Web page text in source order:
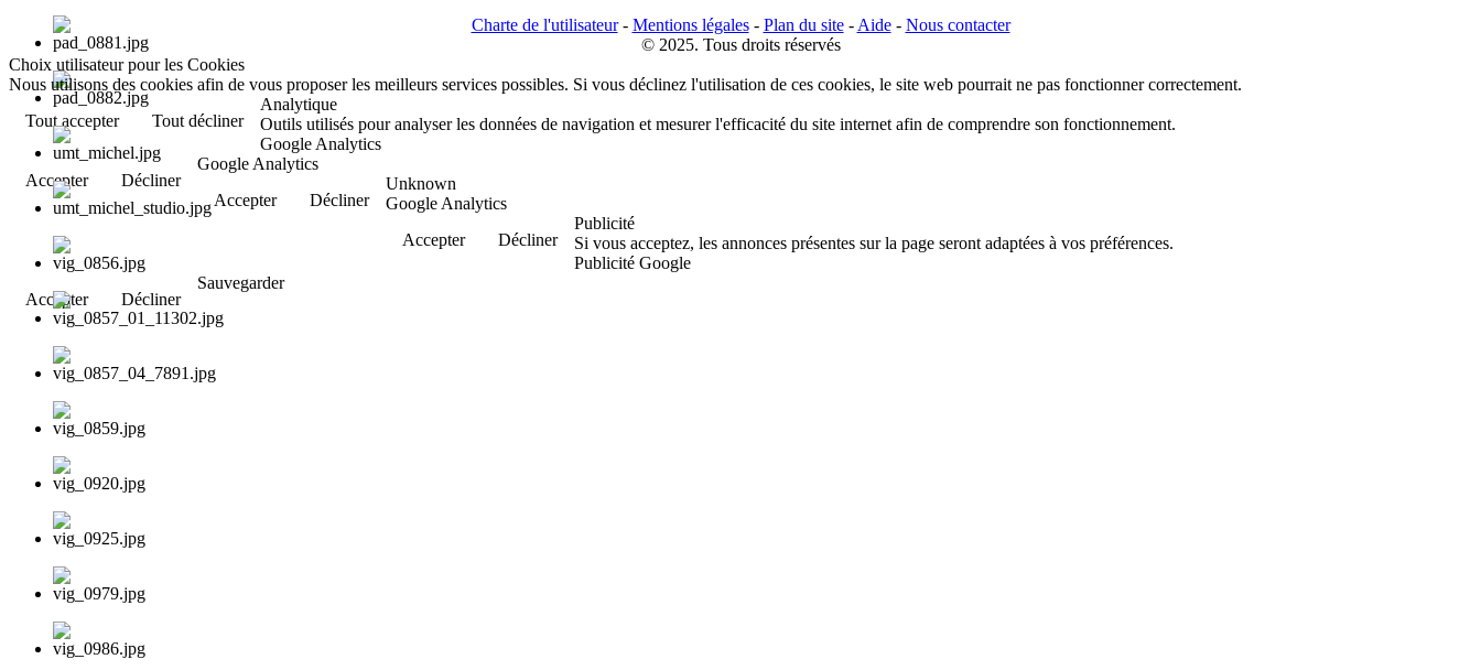
Charte de l'utilisateur- Mentions légales- Plan du site- Aide- Nous contacter
© 2025. Tous droits réservés
Choix utilisateur pour les Cookies
Nous utilisons des cookies afin de vous proposer les meilleurs services possibles. Si vous déclinez l'utilisation de ces cookies, le site web pourrait ne pas fonctionner correctement.
Tout accepter
Tout décliner
Analytique
Outils utilisés pour analyser les données de navigation et mesurer l'efficacité du site internet afin de comprendre son fonctionnement.
Google Analytics
Accepter
Décliner
Google Analytics
Accepter
Décliner
Unknown
Google Analytics
Accepter
Décliner
Publicité
Si vous acceptez, les annonces présentes sur la page seront adaptées à vos préférences.
Publicité Google
Accepter
Décliner
Sauvegarder